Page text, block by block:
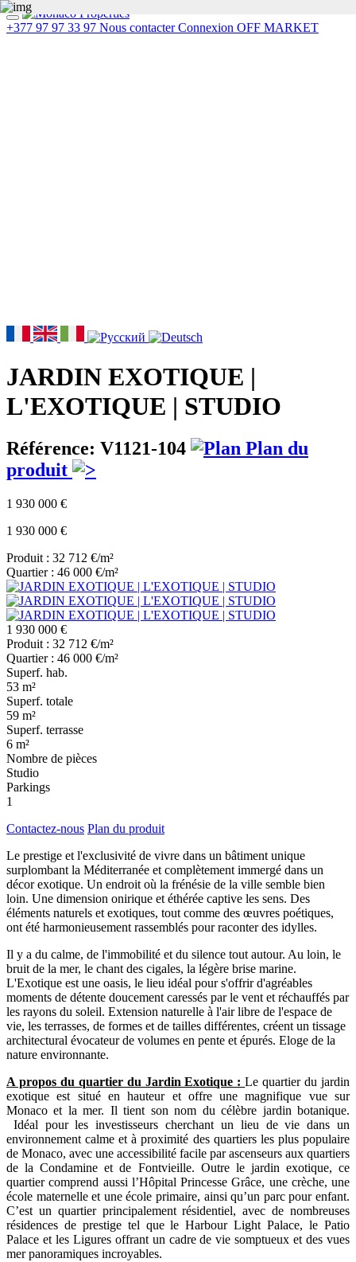
+377 97 97 33 97 Nous contacter Connexion OFF MARKET
JARDIN EXOTIQUE |
L'EXOTIQUE | STUDIO
Référence: V1121-104
Plan du
produit
1 930 000 €
1 930 000 €
Produit : 32 712 €/m²
Quartier : 46 000 €/m²
1 930 000 €
Produit : 32 712 €/m²
Quartier : 46 000 €/m²
Superf. hab.
53 m²
Superf. totale
59 m²
Superf. terrasse
6 m²
Nombre de pièces
Studio
Parkings
1
Contactez-nous Plan du produit
Le prestige et l'exclusivité de vivre dans un bâtiment unique
surplombant la Méditerranée et complètement immergé dans un
décor exotique. Un endroit où la frénésie de la ville semble bien
loin. Une dimension onirique et éthérée captive les sens. Des
éléments naturels et exotiques, tout comme des œuvres poétiques,
ont été harmonieusement rassemblés pour raconter des idylles.
Il y a du calme, de l'immobilité et du silence tout autour. Au loin, le
bruit de la mer, le chant des cigales, la légère brise marine.
L'Exotique est une oasis, le lieu idéal pour s'offrir d'agréables
moments de détente doucement caressés par le vent et réchauffés par
les rayons du soleil. Extension naturelle à l'air libre de l'espace de
vie, les terrasses, de formes et de tailles différentes, créent un tissage
architectural évocateur de volumes en pente et épurés. Eloge de la
nature environnante.
A propos du quartier du Jardin Exotique :Le quartier du jardin
exotique est situé en hauteur et offre une magnifique vue sur
Monaco et la mer. Il tient son nom du célèbre jardin botanique.
Idéal pour les investisseurs cherchant un lieu de vie dans un
environnement calme et à proximité des quartiers les plus populaire
de Monaco, avec une accessibilité facile par ascenseurs aux quartiers
de la Condamine et de Fontvieille. Outre le jardin exotique, ce
quartier comprend aussi l’Hôpital Princesse Grâce, une crèche, une
école maternelle et une école primaire, ainsi qu’un parc pour enfant.
C’est un quartier principalement résidentiel, avec de nombreuses
résidences de prestige tel que le Harbour Light Palace, le Patio
Palace et les Ligures offrant un cadre de vie somptueux et des vues
mer panoramiques incroyables.